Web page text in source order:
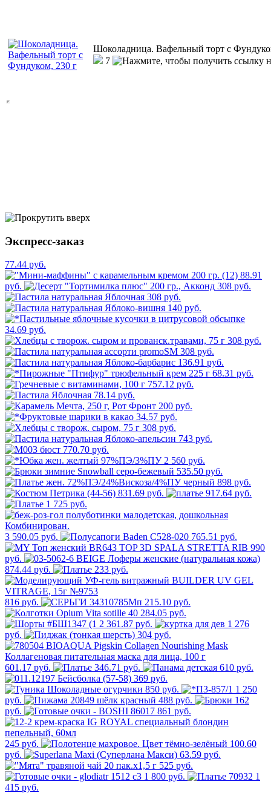
Шоколадница. Вафельный торт с
7
Экспресс-заказ
77.44 руб.
88.91
руб.
308 руб.
308 руб.
140 руб.
34.69 руб.
308 руб.
308 руб.
136.91 руб.
68.31 руб.
757.12 руб.
78.14 руб.
200 руб.
34.57 руб.
308 руб.
743 руб.
770.70 руб.
2 560 руб.
535.50 руб.
898 руб.
831.69 руб.
917.64 руб.
1 725 руб.
3 590.05 руб.
765.51 руб.
990
руб.
874.44 руб.
233 руб.
816 руб.
215.10 руб.
284.05 руб.
2 361.87 руб.
1 276
руб.
304 руб.
601.17 руб. 346.71 руб.
610 руб.
369 руб.
850 руб.
1 250
руб.
488 руб.
162
руб.
861 руб.
245 руб.
100.60
руб.
63.59 руб.
525 руб.
1 800 руб.
1
415 руб.